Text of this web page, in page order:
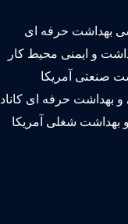
بهداشت حرفه ای
و ایمنی محیط کار
صنعتی آمریکا
و بهداشت حرفه ای کانادا
و بهداشت شغلی آمریکا